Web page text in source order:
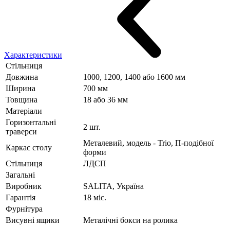
Характеристики
Стільниця
Довжина
1000, 1200, 1400 або 1600 мм
Ширина
700 мм
Товщина
18 або 36 мм
Матеріали
Горизонтальні
траверси
2 шт.
Каркас столу
Металевий, модель - Trio, П-подібної
форми
Стільниця
ЛДСП
Загальні
Виробник
SALITA, Україна
Гарантія
18 міс.
Фурнітура
Висувні ящики
Металічні бокси на ролика